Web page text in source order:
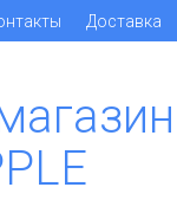
Доставка